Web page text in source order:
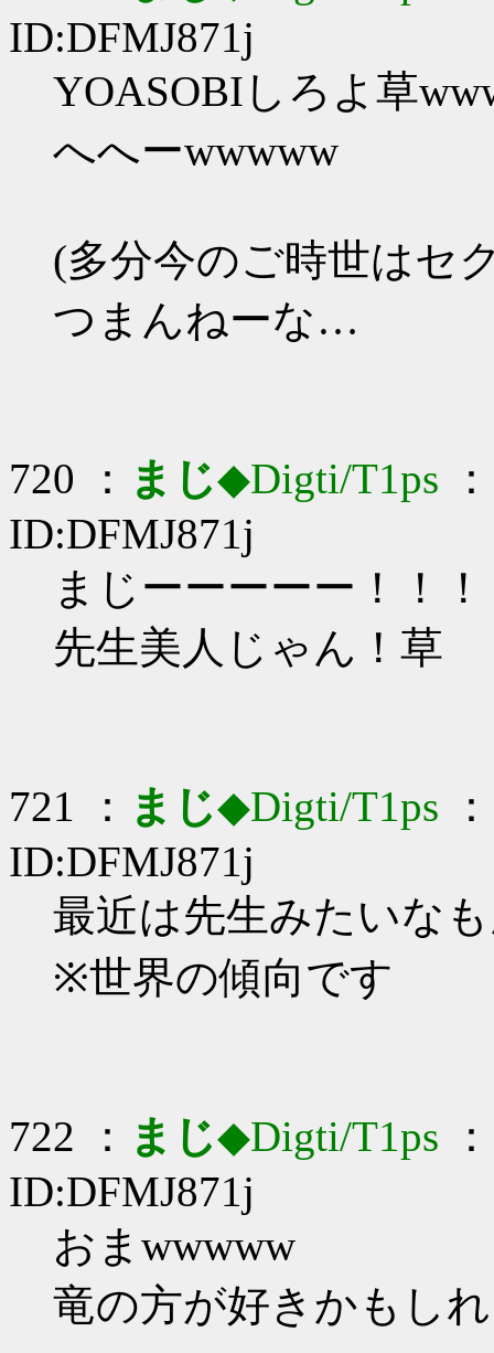
ID:DFMJ871j
YOASOBIしろよ草
へへーwwwww
(多分今のご時世はセ
つまんねーな…
720 ： まじ◆Digti/T1ps
ID:DFMJ871j
まじーーーーー！！
先生美人じゃん！草
721 ： まじ◆Digti/T1ps
ID:DFMJ871j
最近は先生みたいな
※世界の傾向です
722 ： まじ◆Digti/T1ps
ID:DFMJ871j
おまwwwww
竜の方が好きかもし